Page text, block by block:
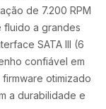
de 7.200 RPM
fluido a grandes
SATA III (6
confiável em
otimizado
a durabilidade e